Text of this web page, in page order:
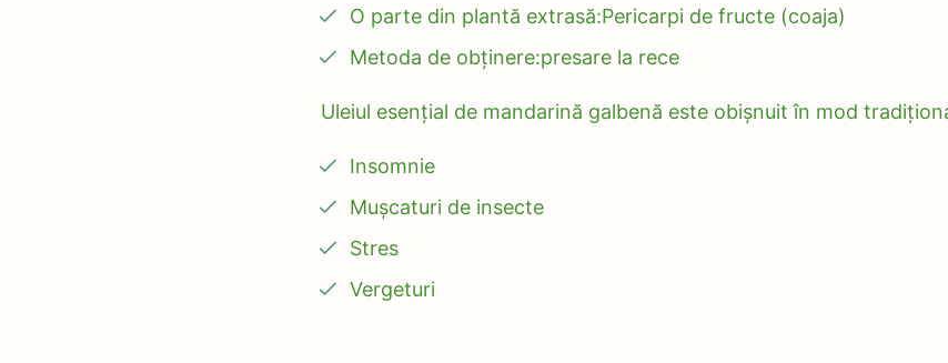
O parte din plantă extrasă:Pericarpi de fructe (coaja)
Metoda de obținere:presare la rece
Uleiul esențial de mandarină galbenă este obișnuit în mod
Insomnie
Mușcaturi de insecte
Stres
Vergeturi